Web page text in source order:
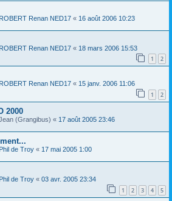
ROBERT Renan NED17 « 16 août 2006 10:23
ROBERT Renan NED17 « 18 mars 2006 15:53
1 2
ROBERT Renan NED17 « 15 janv. 2006 11:06
1 2
2000
(Grangibus) « 17 août 2005 23:46
Phil de Troy « 17 mai 2005 1:00
Phil de Troy « 03 avr. 2005 23:34
1 2 3 4 5